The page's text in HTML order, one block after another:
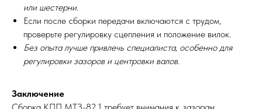
или шестерни.
Если после сборки передачи включаются с трудом,
проверьте регулировку сцепления и положение вилок.
Без опыта лучше привлечь специалиста, особенно для
регулировки зазоров и центровки валов.
Заключение